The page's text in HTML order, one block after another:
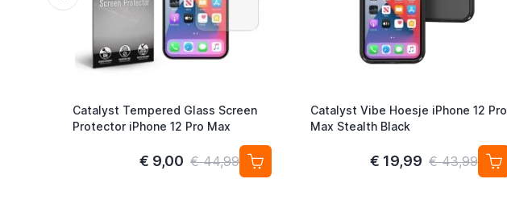
Catalyst Tempered Glass Screen
Protector iPhone 12 Pro Max
€ 9,00 € 44,99
Catalyst Vibe Hoesje iPhone 12 Pro
Max Stealth Black
€ 19,99 € 43,99